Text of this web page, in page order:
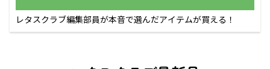
レタスクラブ編集部員が本音で選んだアイテムが買える！